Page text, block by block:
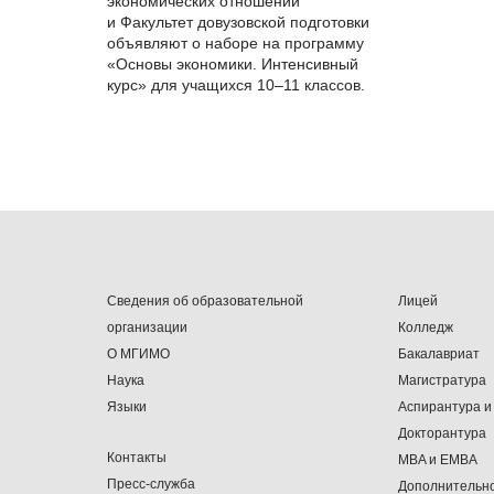
На
по
в
и Факультет довузовской подготовки
объявляют о наборе на программу
«Основы экономики. Интенсивный
курс» для учащихся 10–11 классов.
Сведения об образовательной
организации
О МГИМО
Наука
Языки
Контакты
Пресс-служба
Лицей
Колледж
Бакалавриат
Магистратура
Аспирантура и
Докторантура
MBA и EMBA